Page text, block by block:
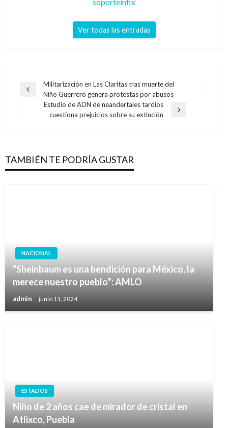
Ver todas las entradas
Navegación
entradas
Entrada
Militarización en Las Claritas tras muerte del
Niño Guerrero genera protestas por abusos
Entrada
Estudio de ADN de neandertales tardíos
cuestiona prejuicios sobre su extinción
TAMBIÉN TE PODRÍA GUSTAR
NACIONAL
“Sheinbaum es una bendición para México, la
merece nuestro pueblo”: AMLO
admin junio 11, 2024
ESTADOS
Niño de 2 años cae de mirador de cristal en
Atlixco, Puebla